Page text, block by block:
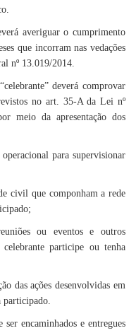
averiguar o cumprimento
que incorram nas vedações
nº 13.019/2014.
deverá comprovar
no art. 35-A da Lei nº
meio da apresentação dos
para supervisionar
civil que componham a rede
ou eventos e outros
participe ou tenha
das ações desenvolvidas em
participado.
ser encaminhados e entregues